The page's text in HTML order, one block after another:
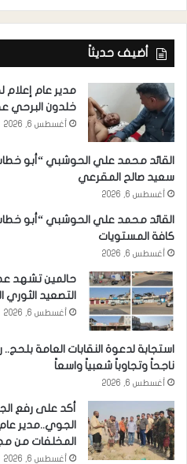
أضيف حديثاً
مدير عام
خلدون البرحي
أغسطس 6, 2026
القائد محمد علي الحوشبي “أبو
سعيد صالح المقرعي
أغسطس 6, 2026
القائد محمد علي الحوشبي “أبو
كافة المستويات
أغسطس 6, 2026
حالمين تشهد
التصعيد الثوري
أغسطس 6, 2026
استجابة لدعوة النقابات العامة بلحج..
ناجحاً وتجاوباً شعبياً واسعاً
أغسطس 6, 2026
أكد على رفع
الجوي..مدير
المخلفات من
أغسطس 6, 2026